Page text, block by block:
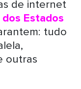
de internet
Estados
tudo
outras